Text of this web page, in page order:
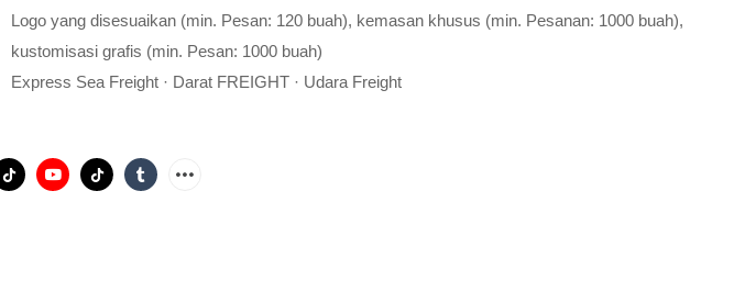
Logo yang disesuaikan (min. Pesan: 120 buah), kemasan khusus (min. Pesanan: 1000 buah),
kustomisasi grafis (min. Pesan: 1000 buah)
Express Sea Freight · Darat FREIGHT · Udara Freight